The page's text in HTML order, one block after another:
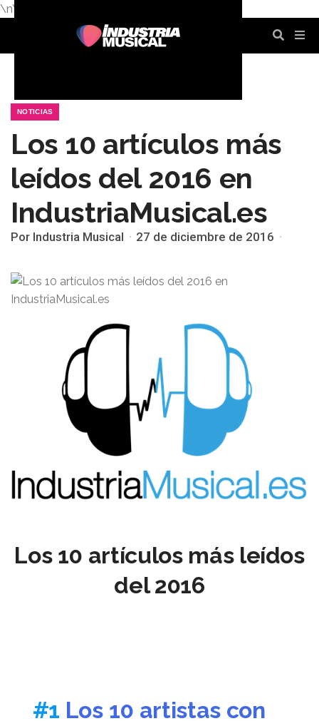
\n\n
NOTICIAS
Los 10 artículos más
leídos del 2016 en
IndustriaMusical.es
Por Industria Musical 27 de diciembre de 2016
Los 10 artículos más leídos
del 2016
#1 Los 10 artistas con